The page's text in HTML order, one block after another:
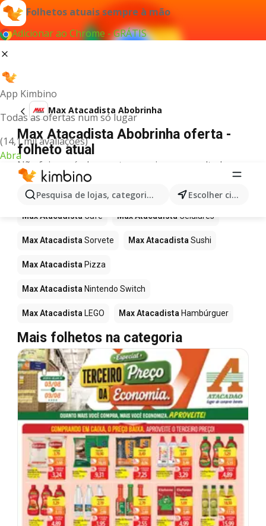
Folhetos atuais sempre à mão
Adicionar ao Chrome - GRÁTIS
App Kimbino
Todas as ofertas num só lugar
(14,1 mil avaliações)
Abra
Pesquisa de lojas, categorias,produtos... Escolher cidade
Max Atacadista Abobrinha
Max Atacadista Abobrinha oferta -
folheto atual
Não foi possível encontrar quaisquer resultados
para este termo.
Mais produtos em Max Atacadista
Max Atacadista Café Max Atacadista Celulares
Max Atacadista Sorvete Max Atacadista Sushi
Max Atacadista Pizza
Max Atacadista Nintendo Switch
Max Atacadista LEGO Max Atacadista Hambúrguer
Mais folhetos na categoria